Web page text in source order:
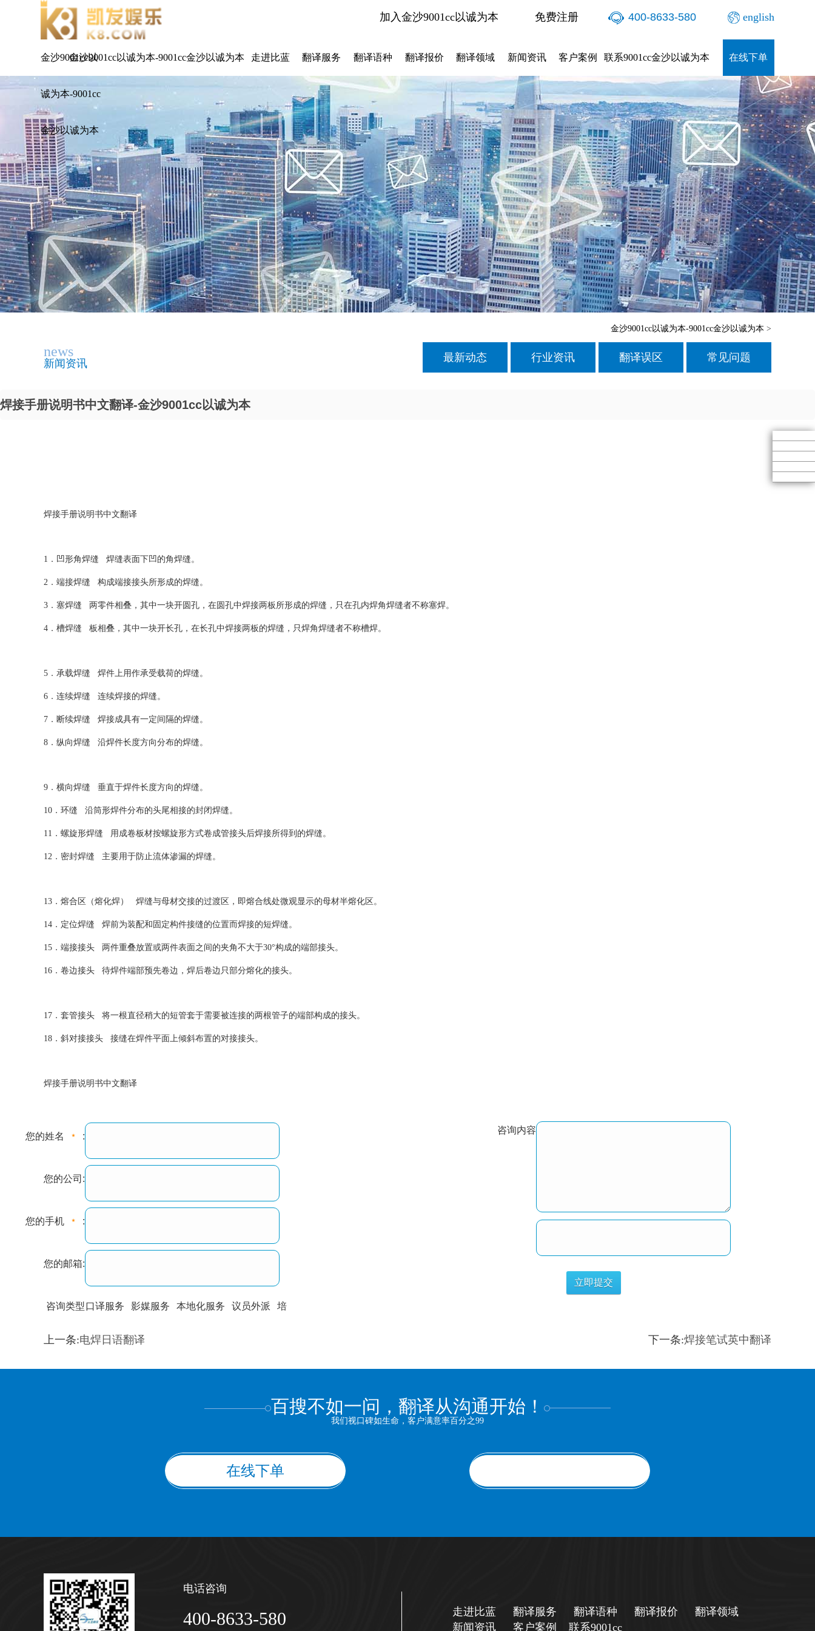
加入金沙9001cc以诚为本 免费注册 400-8633-580 english
金沙9001cc以
诚为本-9001cc
金沙以诚为本
金沙9001cc以诚为本-9001cc金沙以诚为本 走进比蓝 翻译服务 翻译语种 翻译报价 翻译领域 新闻资讯 客户案例 联系9001cc金沙以诚为本 在线下单
金沙9001cc以诚为本-9001cc金沙以诚为本 >
news
新闻资讯 最新动态 行业资讯 翻译误区 常见问题
焊接手册说明书中文翻译-金沙9001cc以诚为本
焊接手册说明书中文翻译
1．凹形角焊缝 焊缝表面下凹的角焊缝。
2．端接焊缝 构成端接接头所形成的焊缝。
3．塞焊缝 两零件相叠，其中一块开圆孔，在圆孔中焊接两板所形成的焊缝，只在孔内焊角焊缝者不称塞焊。
4．槽焊缝 板相叠，其中一块开长孔，在长孔中焊接两板的焊缝，只焊角焊缝者不称槽焊。
5．承载焊缝 焊件上用作承受载荷的焊缝。
6．连续焊缝 连续焊接的焊缝。
7．断续焊缝 焊接成具有一定间隔的焊缝。
8．纵向焊缝 沿焊件长度方向分布的焊缝。
9．横向焊缝 垂直于焊件长度方向的焊缝。
10．环缝 沿筒形焊件分布的头尾相接的封闭焊缝。
11．螺旋形焊缝 用成卷板材按螺旋形方式卷成管接头后焊接所得到的焊缝。
12．密封焊缝 主要用于防止流体渗漏的焊缝。
13．熔合区（熔化焊） 焊缝与母材交接的过渡区，即熔合线处微观显示的母材半熔化区。
14．定位焊缝 焊前为装配和固定构件接缝的位置而焊接的短焊缝。
15．端接接头 两件重叠放置或两件表面之间的夹角不大于30°构成的端部接头。
16．卷边接头 待焊件端部预先卷边，焊后卷边只部分熔化的接头。
17．套管接头 将一根直径稍大的短管套于需要被连接的两根管子的端部构成的接头。
18．斜对接接头 接缝在焊件平面上倾斜布置的对接接头。
焊接手册说明书中文翻译
您的姓名 :
您的公司:
您的手机 :
您的邮箱:
咨询类型口译服务 影媒服务 本地化服务 议员外派 培
训翻译 标准级
咨询内容
上一条:电焊日语翻译 下一条:焊接笔试英中翻译
百搜不如一问，翻译从沟通开始！
我们视口碑如生命，客户满意率百分之99
在线下单
电话咨询
400-8633-580 走进比蓝 翻译服务 翻译语种 翻译报价
翻译领域
新闻资讯
客户案例 联系9001cc